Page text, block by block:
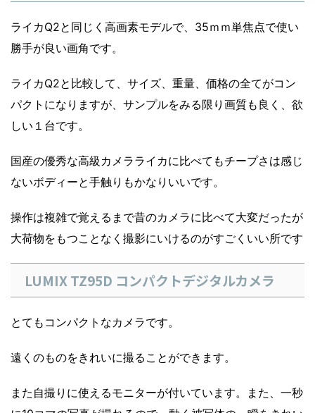
ライカQ2と同じく高画素モデルで、35ｍｍ単焦点で使い
勝手が良い画角です。
ライカQ2と比較して、サイズ、重量、価格の全てがコン
パクトになりますが、サンプルをみる限り画質も良く、欲
しい１台です。
国産の優秀な高級カメラライカに比べてもチープさは感じ
ないボディーと手触りもかなりいいです。
操作は複雑で覚えるまで昔のカメラに比べて大変だったが
大荷物をもつことなく撮影にいけるのがすごくいい所です
LUMIX TZ95D コンパクトデジタルカメラ
とてもコンパクトなカメラです。
遠くのものをきれいに撮ることができます。
また自撮りに使えるモニターが付いています。また、一秒